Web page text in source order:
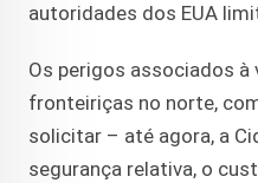
autoridades dos EUA
Os perigos associados
fronteiriças no norte,
solicitar – até agora, a
segurança relativa, o